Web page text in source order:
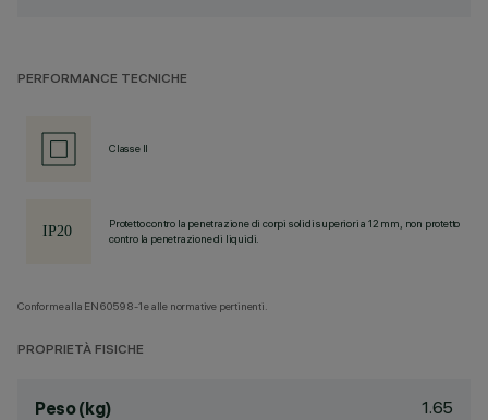
PERFORMANCE TECNICHE
Classe II
Protetto contro la penetrazione di corpi solidi superiori a 12 mm, non protetto
contro la penetrazione di liquidi.
Conforme alla EN60598-1 e alle normative pertinenti.
PROPRIETÀ FISICHE
Peso (kg) 1.65